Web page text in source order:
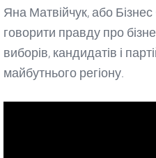
Яна Матвійчук, або
говорити правду про
виборів, кандидатів і
майбутнього регіону.